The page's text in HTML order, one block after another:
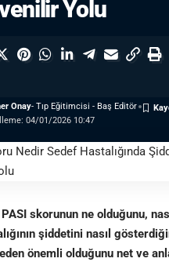
Yolu
04/01/2026 10:47
Onay- Tıp Eğitimcisi - Baş Editör
skorunun ne olduğunu,
şiddetini nasıl
önemli olduğunu net ve